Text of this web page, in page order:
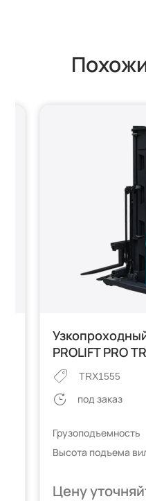
PROLIFT PRO
TRX1555
под заказ
Грузоподъемность
Высота подъема
Цену